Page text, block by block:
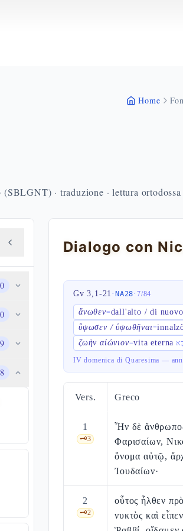
Home
· traduzione · lettura ortodossa
Dialogo con
Gv 3,1-21 ·NA28·7/84
ἄνωθεν=dall'alto / di
ὕψωσεν / ὑψωθῆναι=
ζωὴν αἰώνιον=vita eterna
IV domenica di Quaresima —
Vers. Greco
1
🗝️3
Ἦν δὲ
Φαρισαίων,
ὄνομα αὐτῷ,
Ἰουδαίων·
2
🗝️2
οὗτος ἦλθεν
νυκτὸς καὶ